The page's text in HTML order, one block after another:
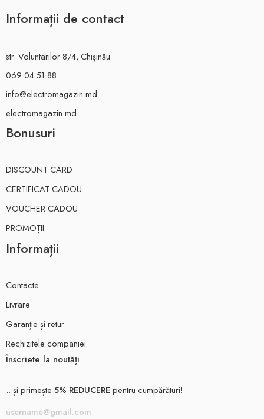
Informații de contact
str. Voluntarilor 8/4, Chișinău
069 04 51 88
info@electromagazin.md
electromagazin.md
Bonusuri
DISCOUNT CARD
CERTIFICAT CADOU
VOUCHER CADOU
PROMOȚII
Informații
Contacte
Livrare
Garanție și retur
Rechizitele companiei
Înscriete la noutăți
...și primește 5% REDUCERE pentru cumpărături!